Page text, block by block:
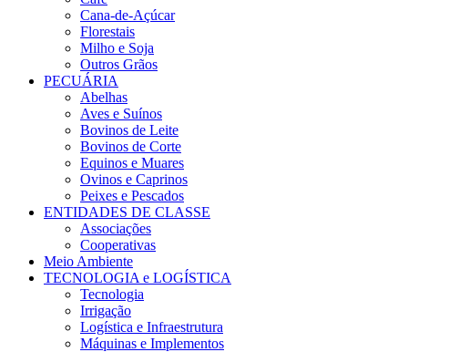
Cana-de-Açúcar
Florestais
Milho e Soja
Outros Grãos
PECUÁRIA
Abelhas
Aves e Suínos
Bovinos de Leite
Bovinos de Corte
Equinos e Muares
Ovinos e Caprinos
Peixes e Pescados
ENTIDADES DE CLASSE
Associações
Cooperativas
Meio Ambiente
TECNOLOGIA e LOGÍSTICA
Tecnologia
Irrigação
Logística e Infraestrutura
Máquinas e Implementos